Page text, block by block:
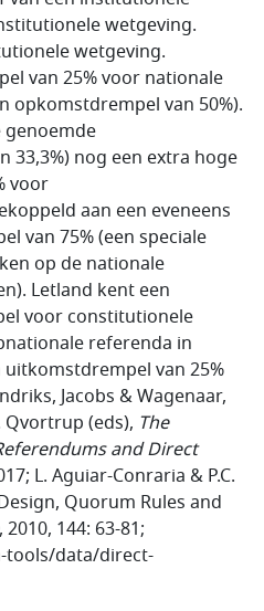
wetgeving.
wetgeving.
van 25% voor nationale
opkomstdrempel van 50%).
genoemde
33,3%) nog een extra hoge
voor
aan een eveneens
van 75% (een speciale
op de nationale
Letland kent een
voor constitutionele
referenda in
van 25%
Jacobs & Wagenaar,
Qvortrup (eds), The
and Direct
L. Aguiar-Conraria & P.C.
Quorum Rules and
, 2010, 144: 63-81;
tools/data/direct-